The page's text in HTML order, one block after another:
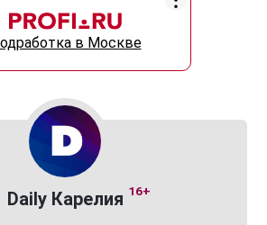
в Москве
Daily Карелия 16+